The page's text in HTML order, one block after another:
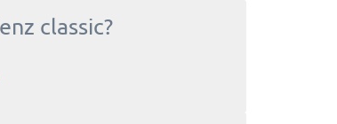
classic?